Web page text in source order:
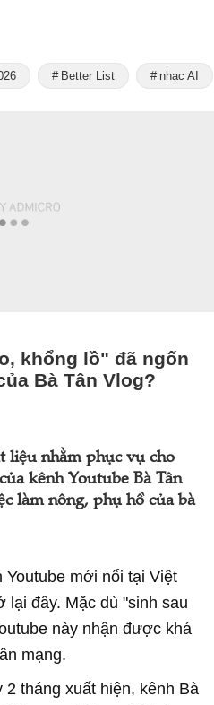
Better List nhạc AI
khổng lồ" đã ngốn
Bà Tân Vlog?
liệu nhằm phục vụ cho
kênh Youtube Bà Tân
làm nông, phụ hồ của bà
Youtube mới nổi tại Việt
lại đây. Mặc dù "sinh sau
này nhận được khá
mạng.
tháng xuất hiện, kênh Bà